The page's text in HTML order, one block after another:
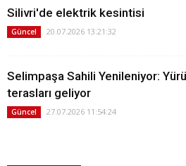
Silivri'de elektrik kesintisi
Güncel 20.07.2026 13:21:32
Selimpaşa Sahili Yenileniyor:
terasları geliyor
Güncel 27.07.2026 11:54:24